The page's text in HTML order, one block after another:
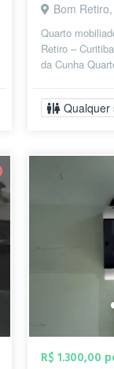
Bom
Quarto
Retiro –
da Cunha
Qualquer
R$ 1.300,00